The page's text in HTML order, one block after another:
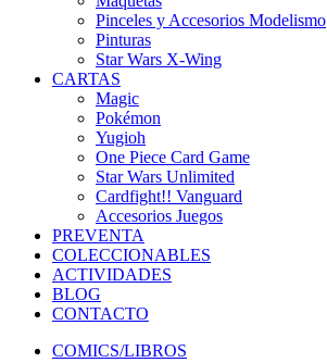
Pinceles y Accesorios Modelismo
Pinturas
Star Wars X-Wing
CARTAS
Magic
Pokémon
Yugioh
One Piece Card Game
Star Wars Unlimited
Cardfight!! Vanguard
Accesorios Juegos
PREVENTA
COLECCIONABLES
ACTIVIDADES
BLOG
CONTACTO
COMICS/LIBROS